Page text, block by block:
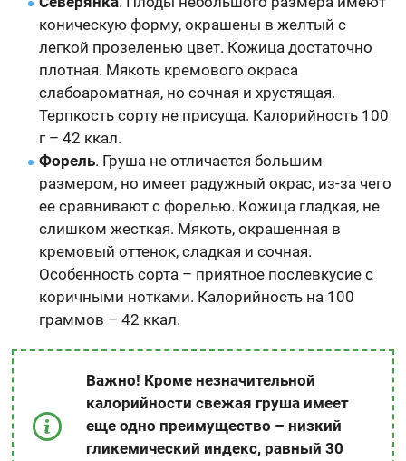
коническую форму, окрашены в желтый с
легкой прозеленью цвет. Кожица достаточно
плотная. Мякоть кремового окраса
слабоароматная, но сочная и хрустящая.
Терпкость сорту не присуща. Калорийность 100
г – 42 ккал.
Форель. Груша не отличается большим
размером, но имеет радужный окрас, из-за чего
ее сравнивают с форелью. Кожица гладкая, не
слишком жесткая. Мякоть, окрашенная в
кремовый оттенок, сладкая и сочная.
Особенность сорта – приятное послевкусие с
коричными нотками. Калорийность на 100
граммов – 42 ккал.
Важно! Кроме незначительной
калорийности свежая груша имеет
еще одно преимущество – низкий
гликемический индекс, равный 30